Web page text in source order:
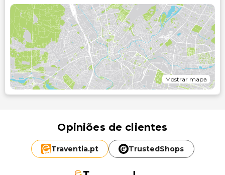
Mostrar mapa
Opiniões de clientes
Traventia.pt TrustedShops